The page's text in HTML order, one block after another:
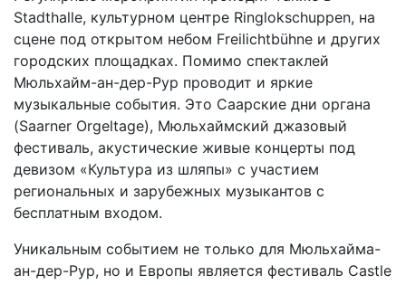
Stadthalle, культурном центре Ringlokschuppen, на
сцене под открытом небом Freilichtbühne и других
городских площадках. Помимо спектаклей
Мюльхайм-ан-дер-Рур проводит и яркие
музыкальные события. Это Саарские дни органа
(Saarner Orgeltage), Мюльхаймский джазовый
фестиваль, акустические живые концерты под
девизом «Культура из шляпы» с участием
региональных и зарубежных музыкантов с
бесплатным входом.
Уникальным событием не только для Мюльхайма-
ан-дер-Рур, но и Европы является фестиваль Castle